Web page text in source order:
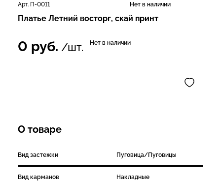
Арт. П-0011 Нет в наличии
Платье Летний восторг, скай принт
0 руб. /шт. Нет в наличии
О товаре
Вид застежки Пуговица/Пуговицы
Вид карманов Накладные